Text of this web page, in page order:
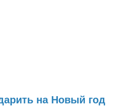
на Новый год